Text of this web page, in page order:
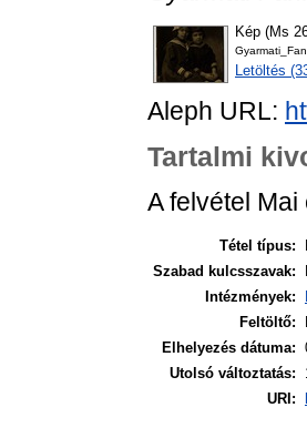
Kép (Ms
Letöltés
Aleph URL:
Tartalmi
A felvétel
Tétel típus:
Szabad kulcsszavak:
Intézmények:
Feltöltő:
Elhelyezés dátuma:
Utolsó változtatás:
URI: